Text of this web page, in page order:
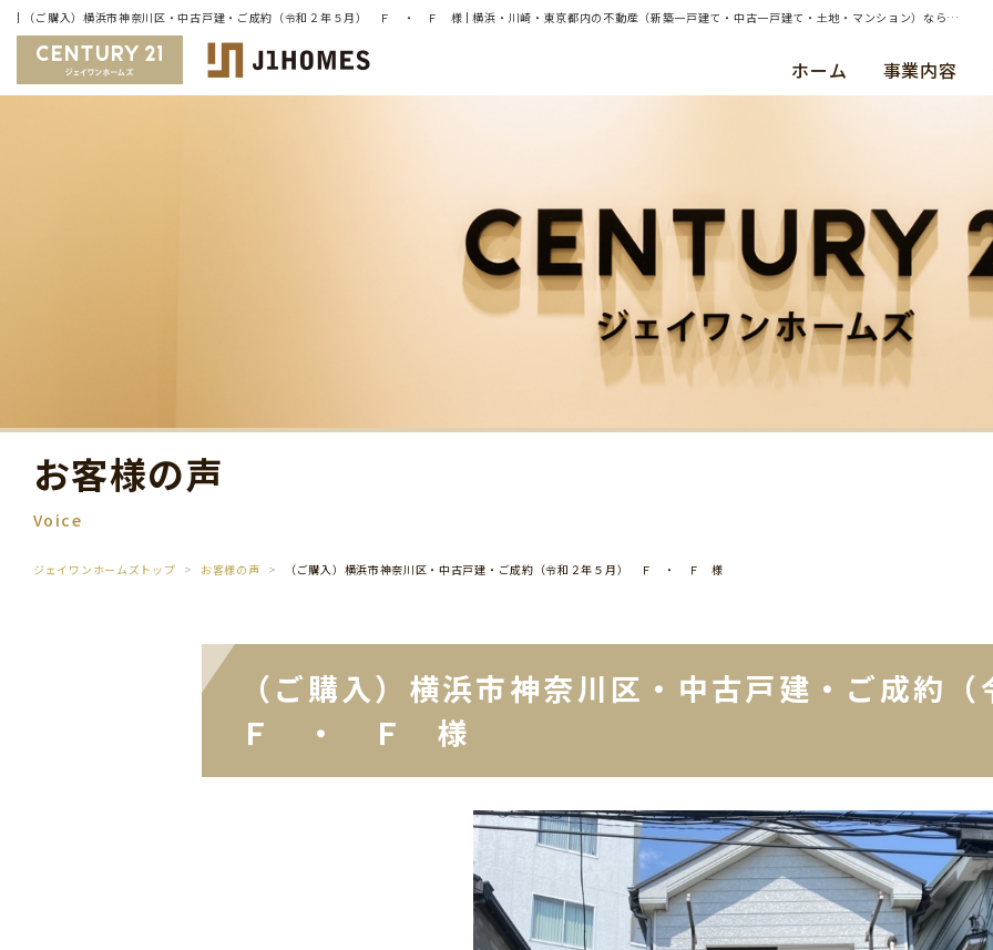
| （ご購入）横浜市神奈川区・中古戸建・ご成約（令和２年５月） Ｆ ・ Ｆ 様 | 横浜・川崎・東京都内の不動産（新築一戸建て・中古一戸建て・土地・マンション）ならセンチュリー21ジェイワンホームズ
ホーム 事業内容
お客様の声
Voice
ジェイワンホームズトップ お客様の声 （ご購入）横浜市神奈川区・中古戸建・ご成約（令和２年５月） Ｆ ・ Ｆ 様
（ご購入）横浜市神奈川区・中古戸建・ご成約
Ｆ ・ Ｆ 様